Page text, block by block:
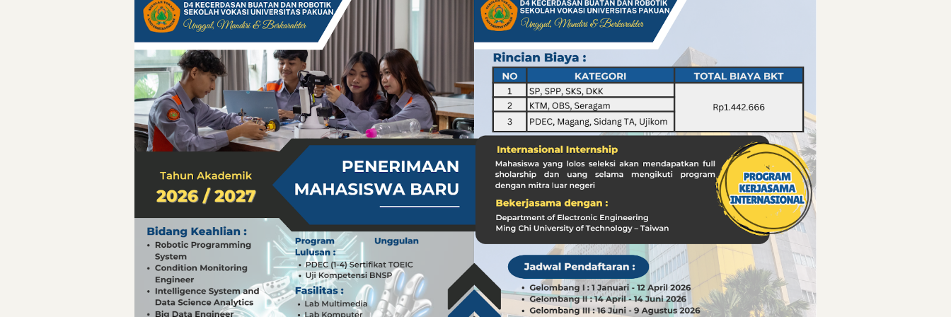
Directurat Jenderal Pajak: Langkah Signifikan Menuju Kepatuhan Pajak
Pelajaran Berharga dari Kasus dr. Tifa dan Roy Suryo
Erling Haaland: Koleksi Tas Mewah yang Menginspirasi
Menteri PAN-RB: Peran ASN dalam Penyampaian Informasi yang Akurat
Menteri PAN-RB: Pilar Penyampaian Informasi yang Akurat untuk Masyarakat
Inovasi Teknologi di Timur Tengah: Membuka Peluang Baru
Detik-Detik yang Mengubah Dunia Teknologi
Hari Pelaut Sedunia: Menghargai Peran Pelaut di Balik Kemakmuran Bangsa
Gempa Dashyat di Venezuela: Kondisi WNI dan Dampak Global